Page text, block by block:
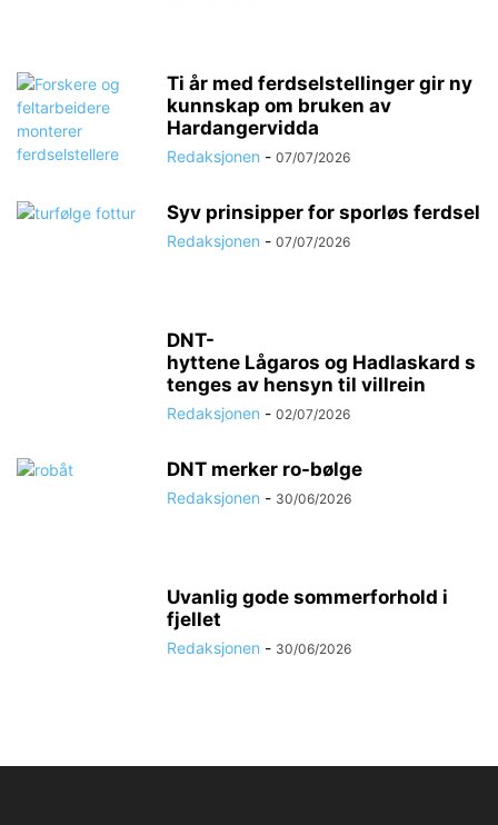
Ti år med ferdselstellinger gir ny
kunnskap om bruken av
Hardangervidda
Redaksjonen - 07/07/2026
Syv prinsipper for sporløs ferdsel
Redaksjonen - 07/07/2026
DNT-
hyttene Lågaros og Hadlaskard s
tenges av hensyn til villrein
Redaksjonen - 02/07/2026
DNT merker ro-bølge
Redaksjonen - 30/06/2026
Uvanlig gode sommerforhold i
fjellet
Redaksjonen - 30/06/2026